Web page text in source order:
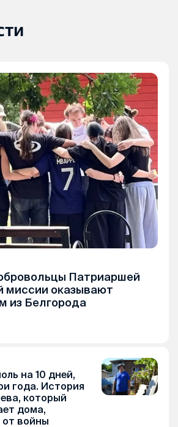
Патриаршей
миссии оказывают
из Белгорода
на 10 дней,
года. История
который
дома,
войны